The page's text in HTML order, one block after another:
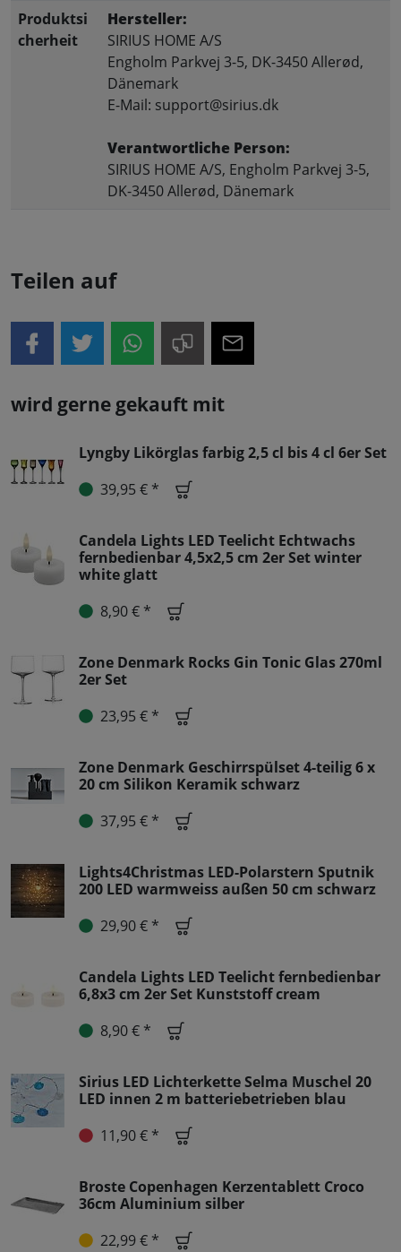
Produktsi
cherheit
Hersteller:
SIRIUS HOME A/S
Engholm Parkvej 3-5, DK-3450 Allerød,
Dänemark
E-Mail: support@sirius.dk
Verantwortliche Person:
SIRIUS HOME A/S, Engholm Parkvej 3-5,
DK-3450 Allerød, Dänemark
Teilen auf
wird gerne gekauft mit
Lyngby Likörglas farbig 2,5 cl bis 4 cl 6er Set
39,95 € *
Candela Lights LED Teelicht Echtwachs
fernbedienbar 4,5x2,5 cm 2er Set winter
white glatt
8,90 € *
Zone Denmark Rocks Gin Tonic Glas 270ml
2er Set
23,95 € *
Zone Denmark Geschirrspülset 4-teilig 6 x
20 cm Silikon Keramik schwarz
37,95 € *
Lights4Christmas LED-Polarstern Sputnik
200 LED warmweiss außen 50 cm schwarz
29,90 € *
Candela Lights LED Teelicht fernbedienbar
6,8x3 cm 2er Set Kunststoff cream
8,90 € *
Sirius LED Lichterkette Selma Muschel 20
LED innen 2 m batteriebetrieben blau
11,90 € *
Broste Copenhagen Kerzentablett Croco
36cm Aluminium silber
22,99 € *